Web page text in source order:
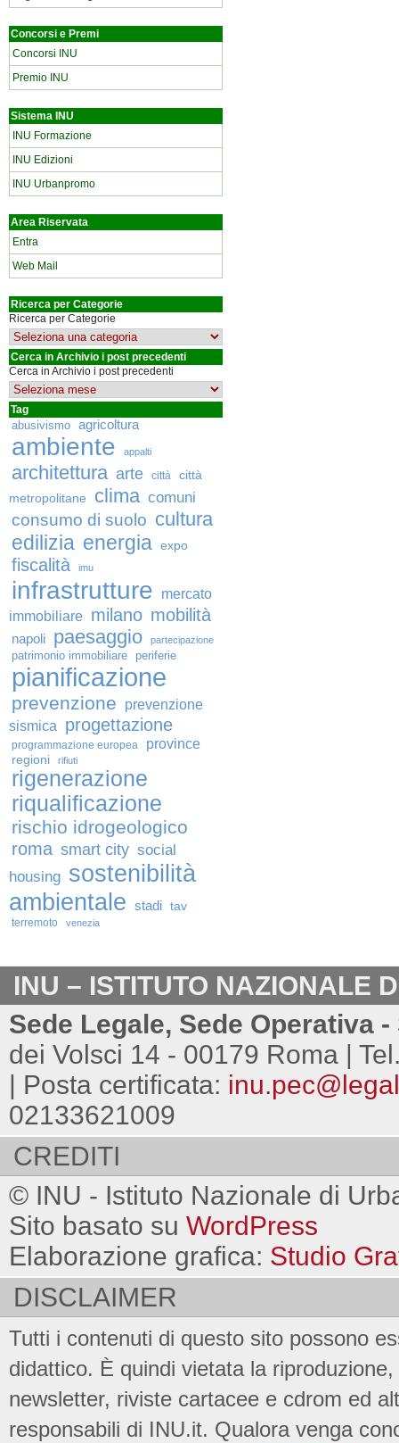
Concorsi e Premi
Concorsi INU
Premio INU
Sistema INU
INU Formazione
INU Edizioni
INU Urbanpromo
Area Riservata
Entra
Web Mail
Ricerca per Categorie
Ricerca per Categorie
Cerca in Archivio i post precedenti
Cerca in Archivio i post precedenti
Tag
abusivismo agricoltura
ambiente appalti
architettura arte città
città
metropolitane
clima comuni
consumo di suolo cultura
edilizia energia expo
fiscalità imu
infrastrutture
mercato
immobiliare milano mobilità
napoli paesaggio partecipazione
patrimonio immobiliare periferie
pianificazione
prevenzione
prevenzione
sismica
progettazione
programmazione europea province
regioni rifiuti
rigenerazione
riqualificazione
rischio idrogeologico
roma smart city social
housing sostenibilità
ambientale stadi tav
terremoto venezia
INU – ISTITUTO NAZIONALE
Sede Legale, Sede Operativa
dei Volsci 14 - 00179 Roma |
| Posta certificata:
02133621009
CREDITI
© INU - Istituto Nazionale di
Sito basato su WordPress
Elaborazione grafica: Studio
DISCLAIMER
Tutti i contenuti di questo sito possono
didattico. È quindi vietata la
newsletter, riviste cartacee e cdrom ed
responsabili di INU.it. Qualora venga